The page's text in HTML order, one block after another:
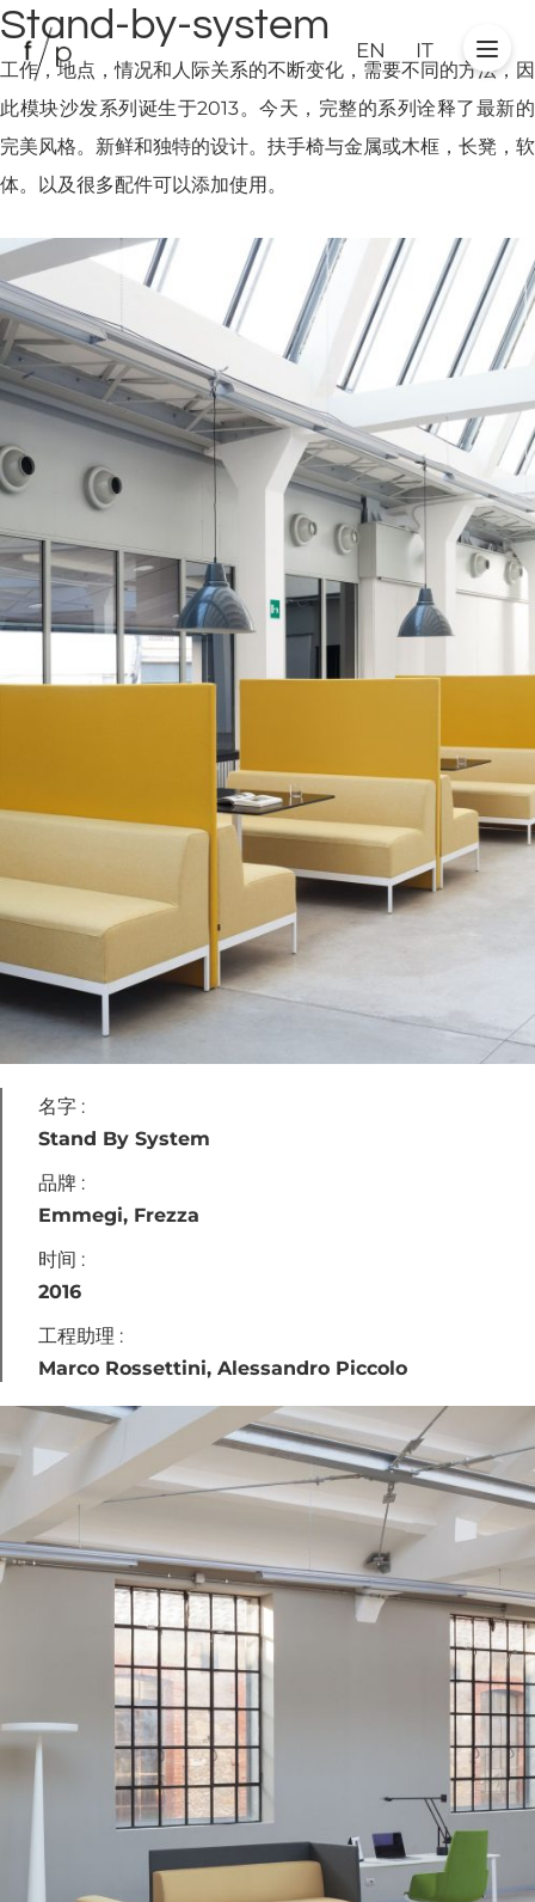
EN IT
设计工作室
Stand-by-system
工作，地点，情况和人际关系的不断变化，需要不同的方法，因
此模块沙发系列诞生于2013。今天，完整的系列诠释了最新的
完美风格。新鲜和独特的设计。扶手椅与金属或木框，长凳，软
体。以及很多配件可以添加使用。
名字 :
Stand By System
品牌 :
Emmegi, Frezza
时间 :
2016
工程助理 :
Marco Rossettini, Alessandro Piccolo